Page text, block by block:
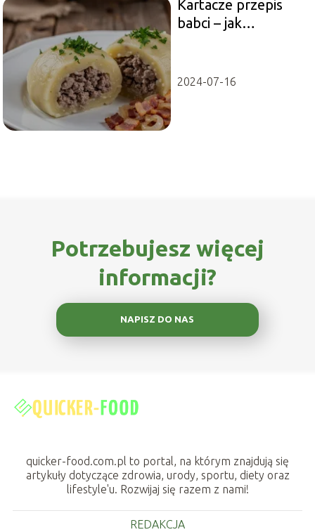
Kartacze przepis
babci – jak
2024-07-16
Potrzebujesz więcej
informacji?
NAPISZ DO NAS
quicker-food.com.pl to portal, na którym znajdują się
artykuły dotyczące zdrowia, urody, sportu, diety oraz
lifestyle'u. Rozwijaj się razem z nami!
REDAKCJA